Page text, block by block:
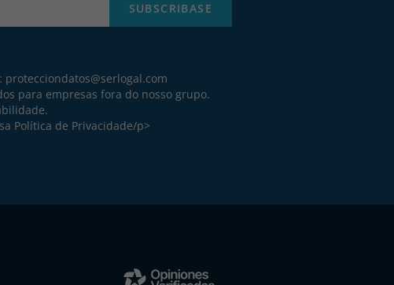
SUBSCRIBASE
protecciondatos@serlogal.com
para empresas fora do nosso grupo.
Política de Privacidade/p>